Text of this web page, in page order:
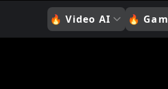
🔥Video AI 🔥